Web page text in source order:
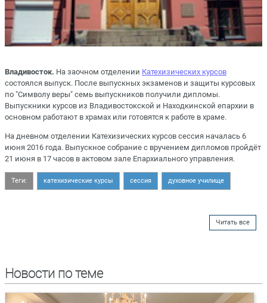
Владивосток. На заочном отделении Катехизических курсов
состоялся выпуск. После выпускных экзаменов и защиты курсовых
по "Символу веры" семь выпускников получили дипломы.
Выпускники курсов из Владивостокской и Находкинской епархии в
основном работают в храмах или готовятся к работе в храме.
На дневном отделении Катехизических курсов сессия началась 6
июня 2016 года. Выпускное собрание с вручением дипломов пройдёт
21 июня в 17 часов в актовом зале Епархиального управления.
Теги: катехизические курсы сессия духовное училище
Читать все
Новости по теме